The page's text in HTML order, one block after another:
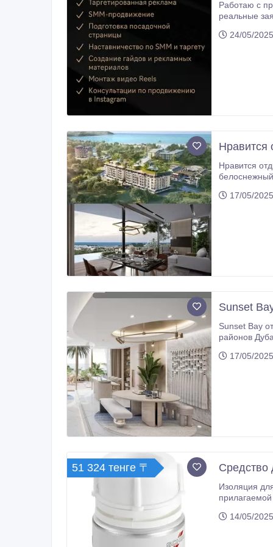
Работаю с
реальные
связь ⸻ С кем
24/05/
Нравится
Нравится отдыхать
белоснежный песок.
горячими17/05/
Sunset
Sunset Bay
районов Дубая. Современная архитектура, панорамные закаты и атмосфера премиального курорта каждый
всего $525, 000! Роскошная инфраструктура для жизни и инвестиций: • Бескрайний бассейн на крыше
17/05/
51 324 тенге 〒 Средство
Изоляция для 3D-
14/05/